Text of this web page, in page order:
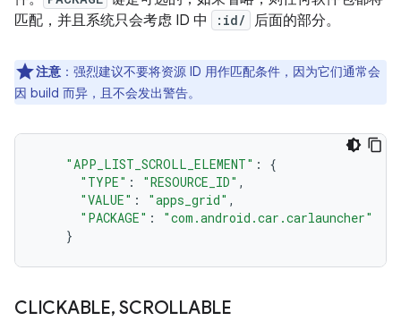
匹配，并且系统只会考虑 ID 中
:id/ 后面的部分。
注意 ：强烈建议不要将资源 ID 用作匹配条件，因为它们通常会
因 build 而异，且不会发出警告。
"APP_LIST_SCROLL_ELEMENT" :
{
"TYPE" : "RESOURCE_ID" ,
"VALUE" : "apps_grid" ,
"PACKAGE" :
"com.android.car.carlauncher"
}
CLICKABLE, SCROLLABLE